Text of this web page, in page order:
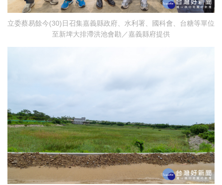
立委蔡易餘今(30)日召集嘉義縣政府、水利署、國科會、台糖等單位
至新埤大排滯洪池會勘／嘉義縣府提供